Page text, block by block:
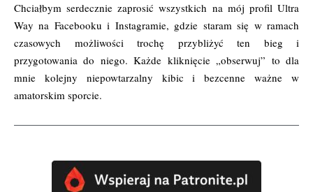
Chciałbym serdecznie zaprosić wszystkich na mój profil Ultra
Way na Facebooku i Instagramie, gdzie staram się w ramach
czasowych możliwości trochę przybliżyć ten bieg i
przygotowania do niego. Każde kliknięcie „obserwuj” to dla
mnie kolejny niepowtarzalny kibic i bezcenne ważne w
amatorskim sporcie.